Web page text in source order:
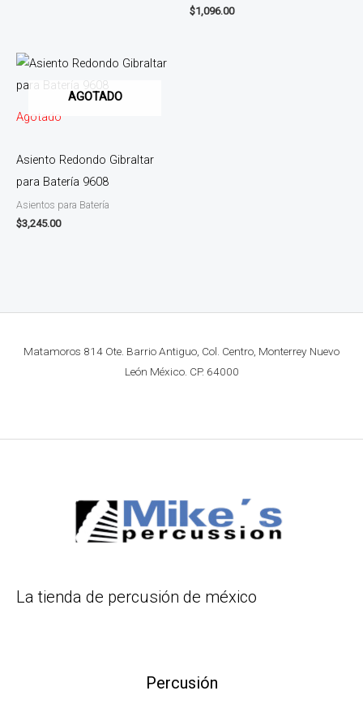
$1,096.00
AGOTADO
Agotado
Asiento Redondo Gibraltar
para Batería 9608
Asientos para Batería
$3,245.00
Matamoros 814 Ote. Barrio Antiguo, Col. Centro, Monterrey Nuevo
León México. CP. 64000
La tienda de percusión de méxico
Percusión